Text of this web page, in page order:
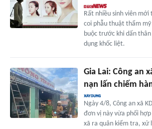
Rất nhiều sinh viên
coi phẫu thuật thẩm
buộc trước khi dấn
dụng khốc liệt.
Gia Lai: Công an
nạn lấn chiếm
Ngày 4/8, Công an xã
đơn vị này vừa phối
xã ra quân kiểm tra, xử